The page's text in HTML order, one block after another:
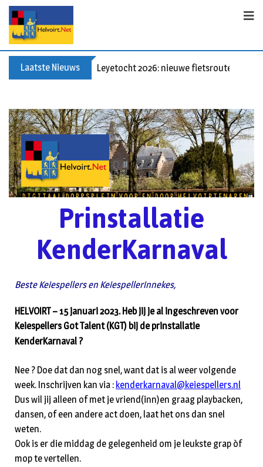
Laatste Nieuws 60+ en nog zin om te voetballen? Kom
Prinstallatie
KenderKarnaval
Beste Keiespellers en Keiespellerinnekes,
HELVOIRT – 15 januari 2023. Heb jij je al ingeschreven voor
Keiespellers Got Talent (KGT) bij de prinstallatie
KenderKarnaval ?
Nee ? Doe dat dan nog snel, want dat is al weer volgende
week. Inschrijven kan via : kenderkarnaval@keiespellers.nl
Dus wil jij alleen of met je vriend(inn)en graag playbacken,
dansen, of een andere act doen, laat het ons dan snel
weten.
Ook is er die middag de gelegenheid om je leukste grap òf
mop te vertellen.